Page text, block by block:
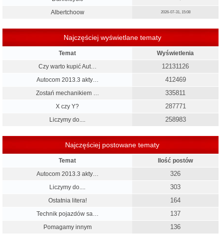
Albertchoow 2026-07-31, 15:08
Najczęściej wyświetlane tematy
Temat
Wyświetlenia
Czy warto kupić Aut…
12131126
Autocom 2013.3 akty… 412469
Zostań mechanikiem … 335811
X czy Y? 287771
Liczymy do.... 258983
Najczęściej postowane tematy
Temat
Ilość postów
Autocom 2013.3 akty…
326
Liczymy do.... 303
Ostatnia litera! 164
Technik pojazdów sa… 137
Pomagamy innym 136